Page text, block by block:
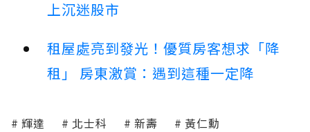
上沉迷股市
租屋處亮到發光！優質房客想求「降
租」 房東激賞：遇到這種一定降
輝達 北士科 新壽 黃仁勳